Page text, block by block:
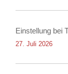
Einstellung bei
27. Juli 2026